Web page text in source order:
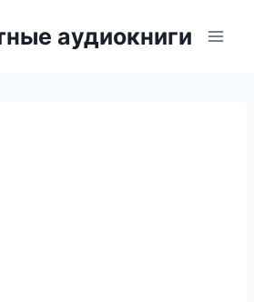
аудиокниги